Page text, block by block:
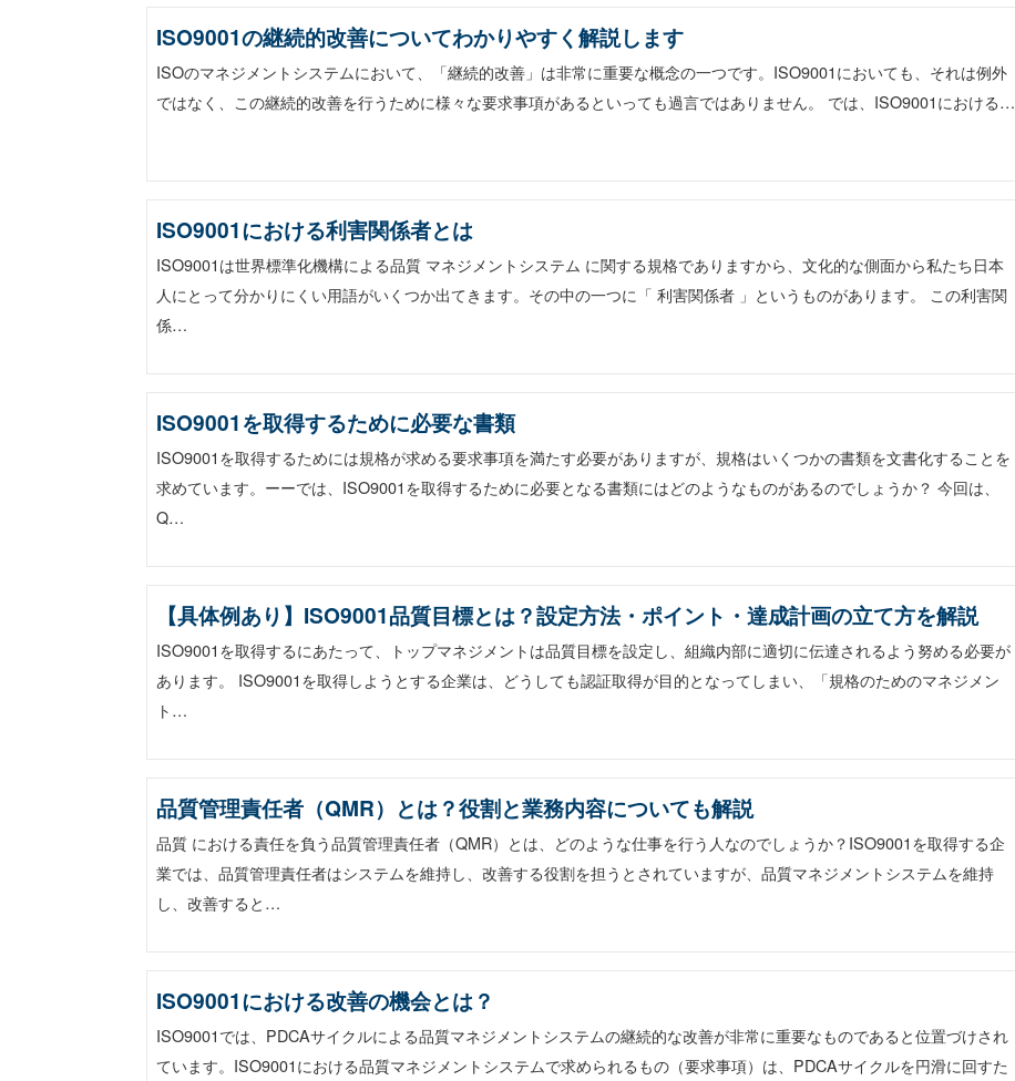
ISO9001の継続的改善についてわかりやすく解説します
ISOのマネジメントシステムにおいて、「継続的改善」は非常に重要な概念の一つです。ISO9001においても、それは例外
ではなく、この継続的改善を行うために様々な要求事項があるといっても過言ではありません。 では、ISO9001における…
ISO9001における利害関係者とは
ISO9001は世界標準化機構による品質 マネジメントシステム に関する規格でありますから、文化的な側面から私たち日本
人にとって分かりにくい用語がいくつか出てきます。その中の一つに「 利害関係者 」というものがあります。 この利害関
係…
ISO9001を取得するために必要な書類
ISO9001を取得するためには規格が求める要求事項を満たす必要がありますが、規格はいくつかの書類を文書化することを
求めています。ーーでは、ISO9001を取得するために必要となる書類にはどのようなものがあるのでしょうか？ 今回は、
Q…
【具体例あり】ISO9001品質目標とは？設定方法・ポイント・達成計画の立て方を解説
ISO9001を取得するにあたって、トップマネジメントは品質目標を設定し、組織内部に適切に伝達されるよう努める必要が
あります。 ISO9001を取得しようとする企業は、どうしても認証取得が目的となってしまい、「規格のためのマネジメン
ト…
品質管理責任者（QMR）とは？役割と業務内容についても解説
品質 における責任を負う品質管理責任者（QMR）とは、どのような仕事を行う人なのでしょうか？ISO9001を取得する企
業では、品質管理責任者はシステムを維持し、改善する役割を担うとされていますが、品質マネジメントシステムを維持
し、改善すると…
ISO9001における改善の機会とは？
ISO9001では、PDCAサイクルによる品質マネジメントシステムの継続的な改善が非常に重要なものであると位置づけされ
ています。ISO9001における品質マネジメントシステムで求められるもの（要求事項）は、PDCAサイクルを円滑に回すた